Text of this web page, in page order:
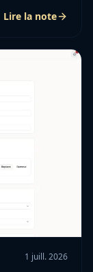
Lire la note
1 juill. 2026